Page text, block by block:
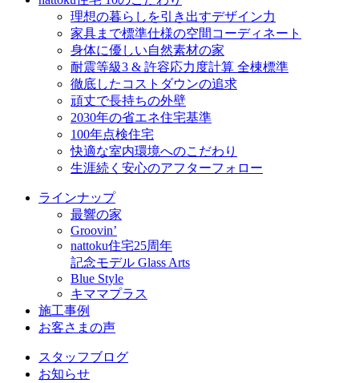
理想の暮らしを引き出すデザイン力
家具まで標準仕様の空間コーディネート
身体に優しい自然素材の家
耐震等級3 & 許容応力度計算 全棟標準
徹底したコストダウンの追求
頑丈で長持ちの外壁
2030年の省エネ住宅基準
100年点検住宅
快適な室内環境へのこだわり
生涯続く安心のアフターフォロー
ラインナップ
最響の家
Groovin’
nattoku住宅25周年
記念モデル Glass Arts
Blue Style
キママプラス
施工事例
お客さまの声
スタッフブログ
お知らせ